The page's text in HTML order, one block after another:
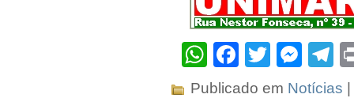
WhatsApp
Facebook
Twitter
Publicado em Notícias